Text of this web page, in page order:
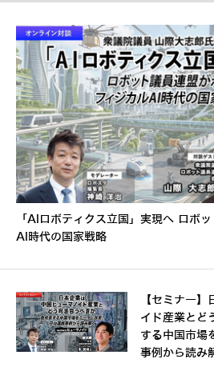
「AIロボティクス立国」実現へ ロボ
AI時代の国家戦略
【セミナー
イド産業と
する中国市場
事例から読み